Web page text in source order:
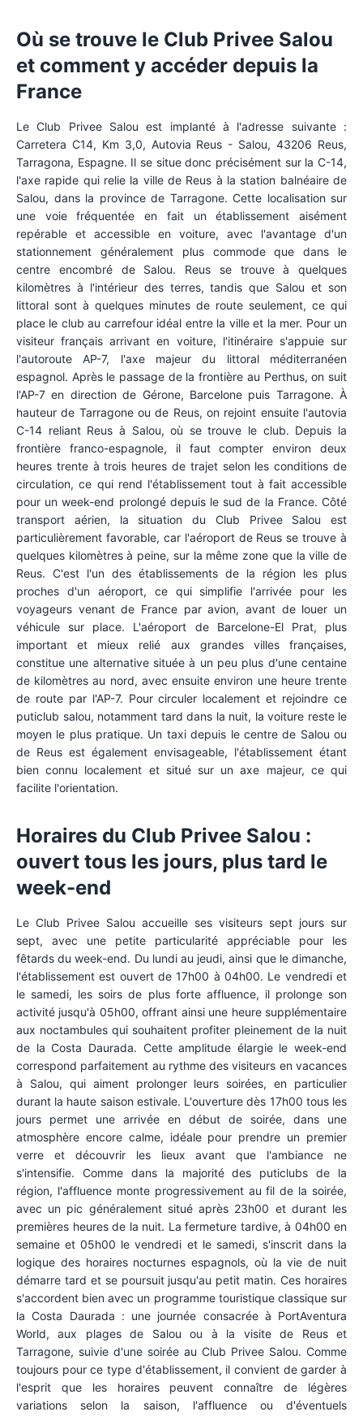
Où se trouve le Club Privee Salou
et comment y accéder depuis la
France
Le Club Privee Salou est implanté à l'adresse suivante :
Carretera C14, Km 3,0, Autovia Reus - Salou, 43206 Reus,
Tarragona, Espagne. Il se situe donc précisément sur la C-14,
l'axe rapide qui relie la ville de Reus à la station balnéaire de
Salou, dans la province de Tarragone. Cette localisation sur
une voie fréquentée en fait un établissement aisément
repérable et accessible en voiture, avec l'avantage d'un
stationnement généralement plus commode que dans le
centre encombré de Salou. Reus se trouve à quelques
kilomètres à l'intérieur des terres, tandis que Salou et son
littoral sont à quelques minutes de route seulement, ce qui
place le club au carrefour idéal entre la ville et la mer. Pour un
visiteur français arrivant en voiture, l'itinéraire s'appuie sur
l'autoroute AP-7, l'axe majeur du littoral méditerranéen
espagnol. Après le passage de la frontière au Perthus, on suit
l'AP-7 en direction de Gérone, Barcelone puis Tarragone. À
hauteur de Tarragone ou de Reus, on rejoint ensuite l'autovia
C-14 reliant Reus à Salou, où se trouve le club. Depuis la
frontière franco-espagnole, il faut compter environ deux
heures trente à trois heures de trajet selon les conditions de
circulation, ce qui rend l'établissement tout à fait accessible
pour un week-end prolongé depuis le sud de la France. Côté
transport aérien, la situation du Club Privee Salou est
particulièrement favorable, car l'aéroport de Reus se trouve à
quelques kilomètres à peine, sur la même zone que la ville de
Reus. C'est l'un des établissements de la région les plus
proches d'un aéroport, ce qui simplifie l'arrivée pour les
voyageurs venant de France par avion, avant de louer un
véhicule sur place. L'aéroport de Barcelone-El Prat, plus
important et mieux relié aux grandes villes françaises,
constitue une alternative située à un peu plus d'une centaine
de kilomètres au nord, avec ensuite environ une heure trente
de route par l'AP-7. Pour circuler localement et rejoindre ce
puticlub salou, notamment tard dans la nuit, la voiture reste le
moyen le plus pratique. Un taxi depuis le centre de Salou ou
de Reus est également envisageable, l'établissement étant
bien connu localement et situé sur un axe majeur, ce qui
facilite l'orientation.
Horaires du Club Privee Salou :
ouvert tous les jours, plus tard le
week-end
Le Club Privee Salou accueille ses visiteurs sept jours sur
sept, avec une petite particularité appréciable pour les
fêtards du week-end. Du lundi au jeudi, ainsi que le dimanche,
l'établissement est ouvert de 17h00 à 04h00. Le vendredi et
le samedi, les soirs de plus forte affluence, il prolonge son
activité jusqu'à 05h00, offrant ainsi une heure supplémentaire
aux noctambules qui souhaitent profiter pleinement de la nuit
de la Costa Daurada. Cette amplitude élargie le week-end
correspond parfaitement au rythme des visiteurs en vacances
à Salou, qui aiment prolonger leurs soirées, en particulier
durant la haute saison estivale. L'ouverture dès 17h00 tous les
jours permet une arrivée en début de soirée, dans une
atmosphère encore calme, idéale pour prendre un premier
verre et découvrir les lieux avant que l'ambiance ne
s'intensifie. Comme dans la majorité des puticlubs de la
région, l'affluence monte progressivement au fil de la soirée,
avec un pic généralement situé après 23h00 et durant les
premières heures de la nuit. La fermeture tardive, à 04h00 en
semaine et 05h00 le vendredi et le samedi, s'inscrit dans la
logique des horaires nocturnes espagnols, où la vie de nuit
démarre tard et se poursuit jusqu'au petit matin. Ces horaires
s'accordent bien avec un programme touristique classique sur
la Costa Daurada : une journée consacrée à PortAventura
World, aux plages de Salou ou à la visite de Reus et
Tarragone, suivie d'une soirée au Club Privee Salou. Comme
toujours pour ce type d'établissement, il convient de garder à
l'esprit que les horaires peuvent connaître de légères
variations selon la saison, l'affluence ou d'éventuels